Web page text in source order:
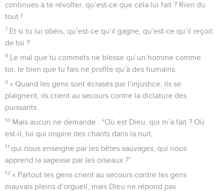
continues à te révolter, qu’est-ce que cela lui fait ? Rien du
tout !
7 Et si tu lui obéis, qu’est-ce qu’il gagne, qu’est-ce qu’il reçoit
de toi ?
8 Le mal que tu commets ne blesse qu’un homme comme
toi, le bien que tu fais ne profite qu’à des humains.
9 « Quand les gens sont écrasés par l’injustice, ils se
plaignent, ils crient au secours contre la dictature des
puissants.
10 Mais aucun ne demande : “Où est Dieu, qui m’a fait ? Où
est-il, lui qui inspire des chants dans la nuit,
11 qui nous enseigne par les bêtes sauvages, qui nous
apprend la sagesse par les oiseaux ?”
12 « Partout les gens crient au secours contre les gens
mauvais pleins d’orgueil, mais Dieu ne répond pas.